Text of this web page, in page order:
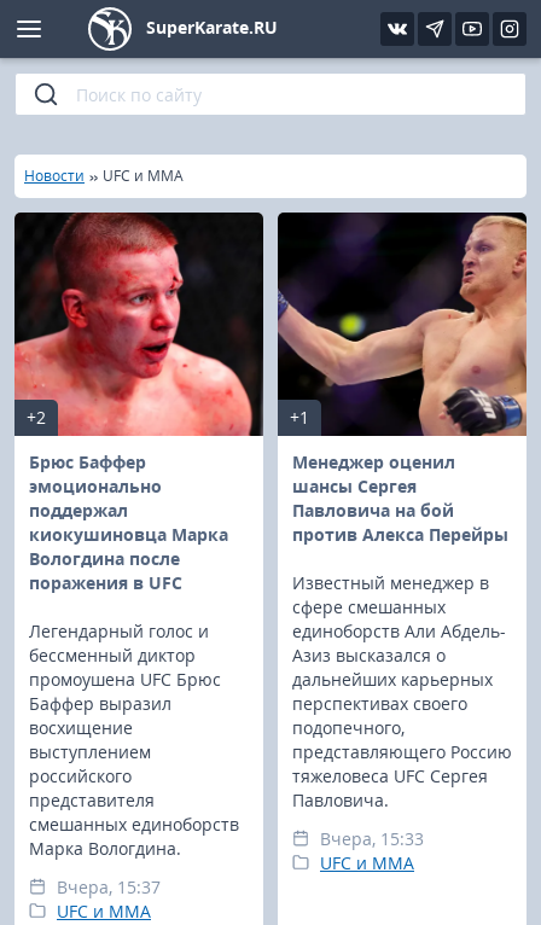
SuperKarate.RU
Главная
»
Новости » UFC и MMA
+2
Брюс Баффер
эмоционально
поддержал
киокушиновца Марка
Вологдина после
поражения в UFC
Легендарный голос и
бессменный диктор
промоушена UFC Брюс
Баффер выразил
восхищение
выступлением
российского
представителя
смешанных единоборств
Марка Вологдина.
Вчера, 15:37
UFC и MMA
+1
Менеджер оценил
шансы Сергея
Павловича на бой
против Алекса Перейры
Известный менеджер в
сфере смешанных
единоборств Али Абдель-
Азиз высказался о
дальнейших карьерных
перспективах своего
подопечного,
представляющего Россию
тяжеловеса UFC Сергея
Павловича.
Вчера, 15:33
UFC и MMA
Киокушинкай
Кёкусин (IFK)
Шинкиокушинкай
Кекусин-кан
Кикбоксинг и K-1
Бокс
UFC и MMA
Муай тай
Фото
Видео
Интервью
Статьи
Уроки каратэ
Файлы
Библиотека